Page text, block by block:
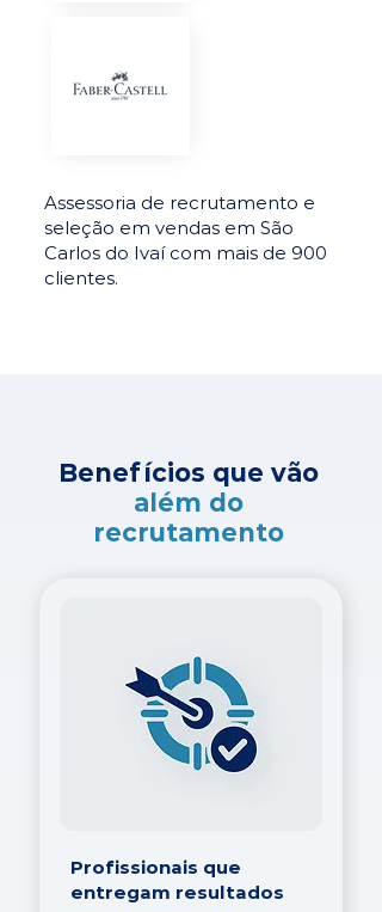
Assessoria de recrutamento e
seleção em vendas em São
Carlos do Ivaí com mais de 900
clientes.
Benefícios que vão
além do
recrutamento
Profissionais que
entregam resultados